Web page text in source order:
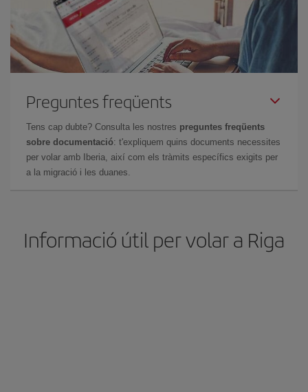
Preguntes freqüents
Tens cap dubte? Consulta les nostres preguntes freqüents
sobre documentació: t'expliquem quins documents necessites
per volar amb Iberia, així com els tràmits específics exigits per
a la migració i les duanes.
Informació útil per volar a Riga